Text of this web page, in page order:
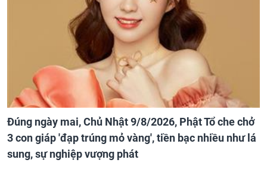
Đúng ngày mai, Chủ Nhật 9/8/2026, Phật Tổ che chở
3 con giáp 'đạp trúng mỏ vàng', tiền bạc nhiều như lá
sung, sự nghiệp vượng phát